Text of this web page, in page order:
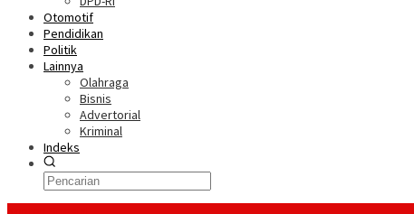
Otomotif
Pendidikan
Politik
Lainnya
Olahraga
Bisnis
Advertorial
Kriminal
Indeks